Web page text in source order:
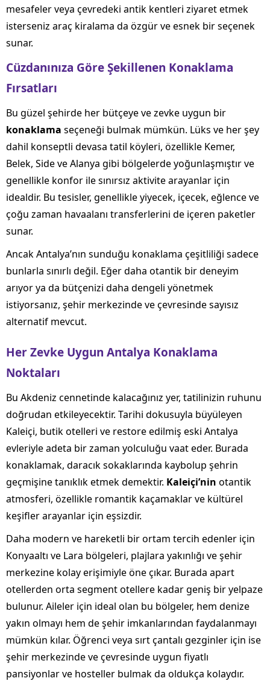
mesafeler veya çevredeki antik kentleri ziyaret etmek
isterseniz araç kiralama da özgür ve esnek bir seçenek
sunar.
Cüzdanınıza Göre Şekillenen Konaklama
Fırsatları
Bu güzel şehirde her bütçeye ve zevke uygun bir
konaklama seçeneği bulmak mümkün. Lüks ve her şey
dahil konseptli devasa tatil köyleri, özellikle Kemer,
Belek, Side ve Alanya gibi bölgelerde yoğunlaşmıştır ve
genellikle konfor ile sınırsız aktivite arayanlar için
idealdir. Bu tesisler, genellikle yiyecek, içecek, eğlence ve
çoğu zaman havaalanı transferlerini de içeren paketler
sunar.
Ancak Antalya’nın sunduğu konaklama çeşitliliği sadece
bunlarla sınırlı değil. Eğer daha otantik bir deneyim
arıyor ya da bütçenizi daha dengeli yönetmek
istiyorsanız, şehir merkezinde ve çevresinde sayısız
alternatif mevcut.
Her Zevke Uygun Antalya Konaklama
Noktaları
Bu Akdeniz cennetinde kalacağınız yer, tatilinizin ruhunu
doğrudan etkileyecektir. Tarihi dokusuyla büyüleyen
Kaleiçi, butik otelleri ve restore edilmiş eski Antalya
evleriyle adeta bir zaman yolculuğu vaat eder. Burada
konaklamak, daracık sokaklarında kaybolup şehrin
geçmişine tanıklık etmek demektir. Kaleiçi’nin otantik
atmosferi, özellikle romantik kaçamaklar ve kültürel
keşifler arayanlar için eşsizdir.
Daha modern ve hareketli bir ortam tercih edenler için
Konyaaltı ve Lara bölgeleri, plajlara yakınlığı ve şehir
merkezine kolay erişimiyle öne çıkar. Burada apart
otellerden orta segment otellere kadar geniş bir yelpaze
bulunur. Aileler için ideal olan bu bölgeler, hem denize
yakın olmayı hem de şehir imkanlarından faydalanmayı
mümkün kılar. Öğrenci veya sırt çantalı gezginler için ise
şehir merkezinde ve çevresinde uygun fiyatlı
pansiyonlar ve hosteller bulmak da oldukça kolaydır.